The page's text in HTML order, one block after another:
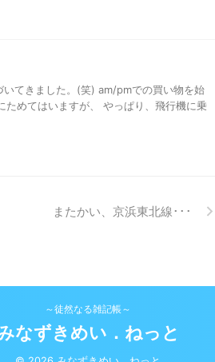
てきました。(笑) am/pmでの買い物を始
めてはいますが、 やっぱり、飛行機に乗
またかい、京浜東北線･･･
～徒然なる雑記帳～
なずきめい．ねっと